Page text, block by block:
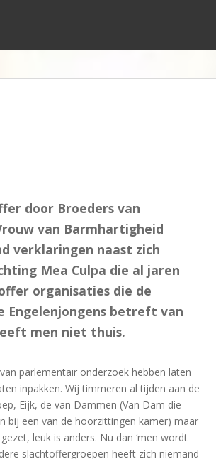
door Broeders van
van Barmhartigheid
verklaringen naast zich
Mea Culpa die al jaren
organisaties die de
betreft van
men niet thuis.
parlementair onderzoek hebben laten
inpakken. Wij timmeren al tijden aan de
Eijk, de van Dammen (Van Dam die
bij een van de hoorzittingen kamer) maar
leuk is anders. Nu dan ‘men wordt
slachtoffergroepen heeft zich niemand